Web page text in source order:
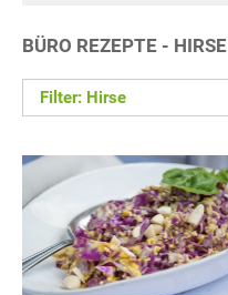
BÜRO REZEPTE - HIRSE
Filter: Hirse